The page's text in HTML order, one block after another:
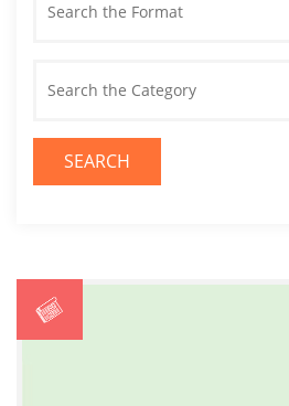
Search the Format
Search the Category
SEARCH